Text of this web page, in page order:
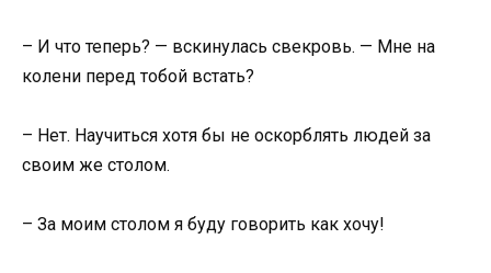
– И что теперь? — вскинулась свекровь. — Мне на
колени перед тобой встать?
– Нет. Научиться хотя бы не оскорблять людей за
своим же столом.
– За моим столом я буду говорить как хочу!